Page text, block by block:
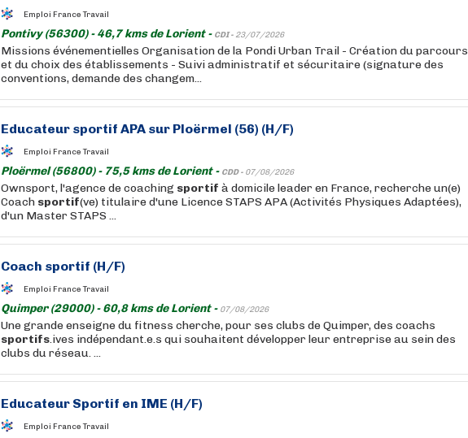
Emploi France Travail
Pontivy (56300) - 46,7 kms de Lorient - CDI - 23/07/2026
Missions événementielles Organisation de la Pondi Urban Trail - Création du parcours
et du choix des établissements - Suivi administratif et sécuritaire (signature des
conventions, demande des changem...
Educateur sportif APA sur Ploërmel (56) (H/F)
Emploi France Travail
Ploërmel (56800) - 75,5 kms de Lorient - CDD - 07/08/2026
Ownsport, l'agence de coaching sportif à domicile leader en France, recherche un(e)
Coach sportif(ve) titulaire d'une Licence STAPS APA (Activités Physiques Adaptées),
d'un Master STAPS ...
Coach sportif (H/F)
Emploi France Travail
Quimper (29000) - 60,8 kms de Lorient - 07/08/2026
Une grande enseigne du fitness cherche, pour ses clubs de Quimper, des coachs
sportifs.ives indépendant.e.s qui souhaitent développer leur entreprise au sein des
clubs du réseau. ...
Educateur Sportif en IME (H/F)
Emploi France Travail